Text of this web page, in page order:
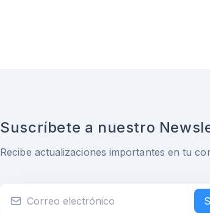
Suscríbete a nuestro
Recibe actualizaciones importantes en tu